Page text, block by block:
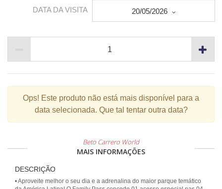
DATA DA VISITA 20/05/2026
Ops! Este produto não está mais disponível para a
data selecionada. Que tal tentar outra data?
Beto Carrero World
MAIS INFORMAÇÕES
DESCRIÇÃO
• Aproveite melhor o seu dia e a adrenalina do maior parque temático